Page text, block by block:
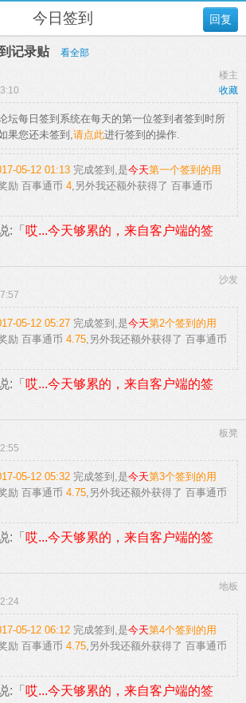
回复
今日签到
记录贴 看全部
楼主
收藏
坛每日签到系统在每天的第一位签到者签到时所
果您还未签到,请点此进行签到的操作.
05-12 01:13 完成签到,是今天第一个签到的用
励 百事通币 4,另外我还额外获得了 百事通币
:「 哎...今天够累的，来自客户端的签
沙发
05-12 05:27 完成签到,是今天第2个签到的用
励 百事通币 4.75,另外我还额外获得了 百事通币
:「 哎...今天够累的，来自客户端的签
板凳
05-12 05:32 完成签到,是今天第3个签到的用
励 百事通币 4.75,另外我还额外获得了 百事通币
:「 哎...今天够累的，来自客户端的签
地板
05-12 06:12 完成签到,是今天第4个签到的用
励 百事通币 4.75,另外我还额外获得了 百事通币
:「 哎...今天够累的，来自客户端的签